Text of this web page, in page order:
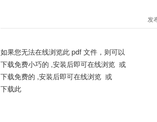
发
如果您无法在线浏览此 pdf 文件，则可以
下载免费小巧的 ,安装后即可在线浏览 或
下载免费的 ,安装后即可在线浏览 或
下载此